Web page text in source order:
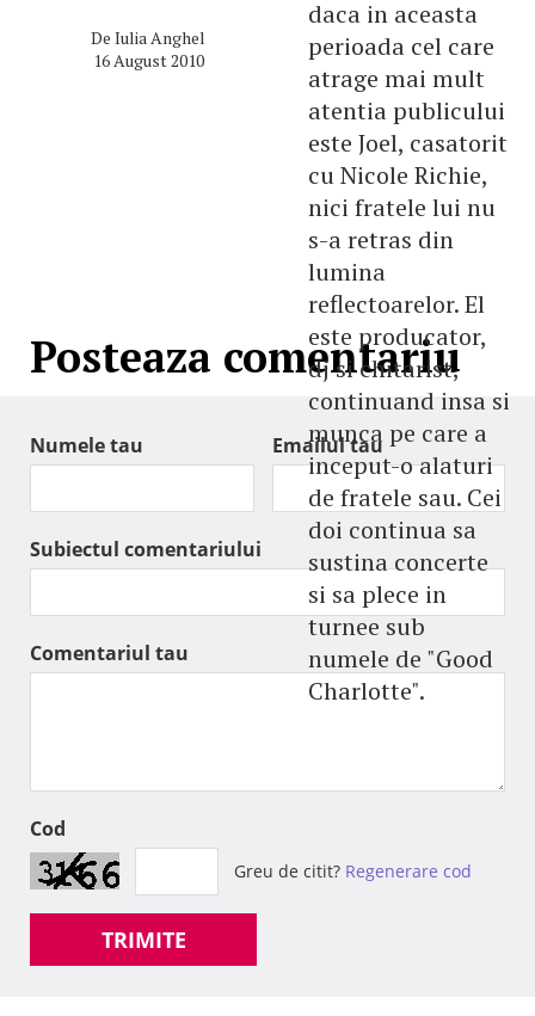
daca in aceasta
perioada cel care
atrage mai mult
atentia publicului
este Joel, casatorit
cu Nicole Richie,
nici fratele lui nu
s-a retras din
lumina
reflectoarelor. El
este producator,
dj si chitarist,
continuand insa si
munca pe care a
inceput-o alaturi
de fratele sau. Cei
doi continua sa
sustina concerte
si sa plece in
turnee sub
numele de "Good
Charlotte".
De Iulia Anghel
16 August 2010
Posteaza comentariu
Numele tau Emailul tau
Subiectul comentariului
Comentariul tau
Cod
Greu de citit? Regenerare cod
TRIMITE